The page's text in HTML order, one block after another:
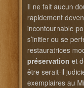
Il ne fait aucun
rapidement
incontournable
s’initier ou se
restauratrices
préservation et
être serait-il
exemplaires au